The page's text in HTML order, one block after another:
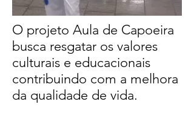
O projeto Aula de Capoeira
busca resgatar os valores
culturais e educacionais
contribuindo com a melhora
da qualidade de vida.